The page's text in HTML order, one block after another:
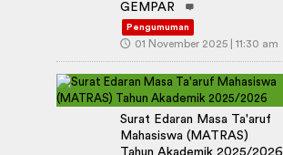
GEMPAR
Pengumuman
🕔 01 November 2025 | 11:30 am
Surat Edaran Masa Ta'aruf
Mahasiswa (MATRAS)
Tahun Akademik 2025/2026